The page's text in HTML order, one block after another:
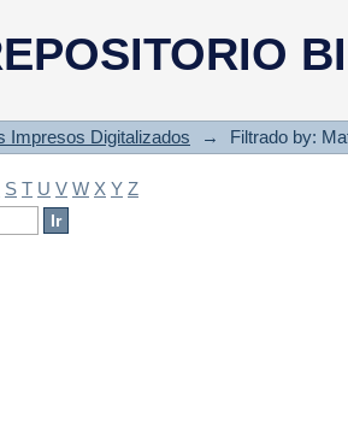
Impresos Digitalizados → Filtrado by:
S T U V W X Y Z